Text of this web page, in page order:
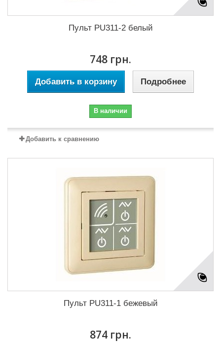
Пульт PU311-2 белый
748 грн.
Добавить в корзину Подробнее
В наличии
Добавить к сравнению
Пульт PU311-1 бежевый
874 грн.